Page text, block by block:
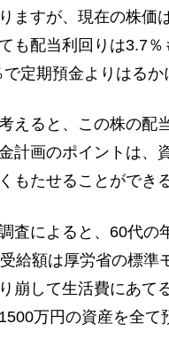
ますが、現在の株価
も配当利回りは3.7
定期預金よりはるか
えると、この株の配
計画のポイントは、
もたせることができ
査によると、60代の
給額は厚労省の標
崩して生活費にあて
万円の資産を全